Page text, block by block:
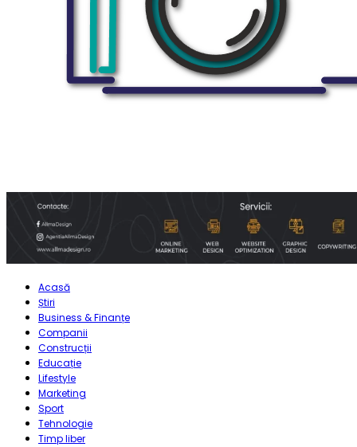
Acasă
Știri
Business & Finanțe
Companii
Construcții
Educație
Lifestyle
Marketing
Sport
Tehnologie
Timp liber